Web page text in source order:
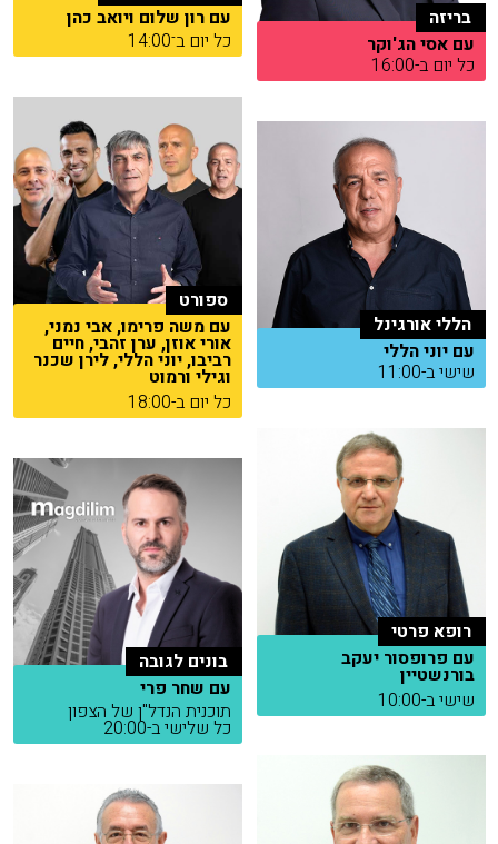
עם רון שלום ויואב כהן
כל יום ב־14:00
בריזה
עם אסי הג'וקר
כל יום ב-16:00
ספורט
עם משה פרימו, אבי נמני,
אורי אוזן, ערן זהבי, חיים
רביבו, יוני הללי, לירן שכנר
וגילי ורמוט
כל יום ב-18:00
הללי אורגינל
עם יוני הללי
שישי ב-11:00
רופא פרטי
עם פרופסור יעקב
בורנשטיין
שישי ב-10:00
בונים לגובה
עם שחר פרי
תוכנית הנדל"ן של הצפון
כל שלישי ב-20:00